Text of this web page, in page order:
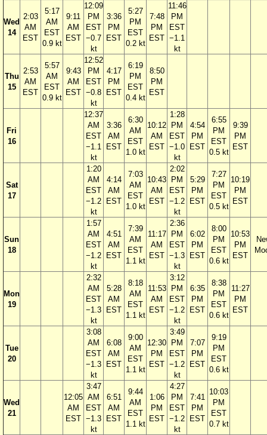
Wed
14
2:03
AM
EST
5:17
AM
EST
0.9 kt
9:11
AM
EST
12:09
PM
EST
−0.7
kt
3:36
PM
EST
5:27
PM
EST
0.2 kt
7:48
PM
EST
11:46
PM
EST
−1.1
kt
Thu
15
2:53
AM
EST
5:57
AM
EST
0.9 kt
9:43
AM
EST
12:52
PM
EST
−0.8
kt
4:17
PM
EST
6:19
PM
EST
0.4 kt
8:50
PM
EST
Fri
16
12:37
AM
EST
−1.1
kt
3:36
AM
EST
6:30
AM
EST
1.0 kt
10:12
AM
EST
1:28
PM
EST
−1.0
kt
4:54
PM
EST
6:55
PM
EST
0.5 kt
9:39
PM
EST
Sat
17
1:20
AM
EST
−1.2
kt
4:14
AM
EST
7:03
AM
EST
1.0 kt
10:43
AM
EST
2:02
PM
EST
−1.2
kt
5:29
PM
EST
7:27
PM
EST
0.5 kt
10:19
PM
EST
Sun
18
1:57
AM
EST
−1.2
kt
4:51
AM
EST
7:39
AM
EST
1.1 kt
11:17
AM
EST
2:36
PM
EST
−1.3
kt
6:02
PM
EST
8:00
PM
EST
0.6 kt
10:53
PM
EST
Mon
19
2:32
AM
EST
−1.3
kt
5:28
AM
EST
8:18
AM
EST
1.1 kt
11:53
AM
EST
3:12
PM
EST
−1.2
kt
6:35
PM
EST
8:38
PM
EST
0.6 kt
11:27
PM
EST
Tue
20
3:08
AM
EST
−1.3
kt
6:08
AM
EST
9:00
AM
EST
1.1 kt
12:30
PM
EST
3:49
PM
EST
−1.2
kt
7:07
PM
EST
9:19
PM
EST
0.6 kt
Wed
21
12:05
AM
EST
3:47
AM
EST
−1.3
kt
6:51
AM
EST
9:44
AM
EST
1.1 kt
1:06
PM
EST
4:27
PM
EST
−1.2
kt
7:41
PM
EST
10:03
PM
EST
0.7 kt